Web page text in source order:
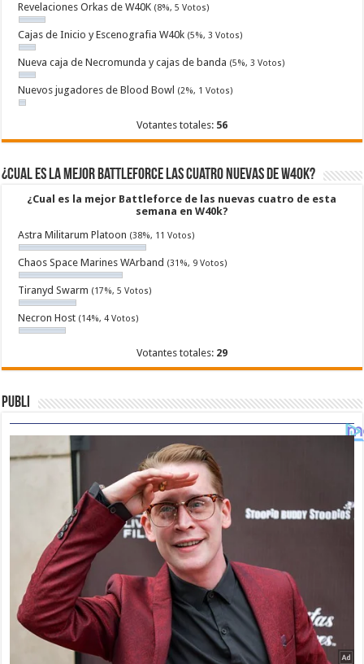
Revelaciones Orkas de W40K (8%, 5 Votos)
Cajas de Inicio y Escenografia W40k (5%, 3 Votos)
Nueva caja de Necromunda y cajas de banda (5%, 3 Votos)
Nuevos jugadores de Blood Bowl (2%, 1 Votos)
Votantes totales: 56
¿Cual es la mejor Battleforce las cuatro nuevas de W40k?
¿Cual es la mejor Battleforce de las nuevas cuatro de esta
semana en W40k?
Astra Militarum Platoon (38%, 11 Votos)
Chaos Space Marines WArband (31%, 9 Votos)
Tiranyd Swarm (17%, 5 Votos)
Necron Host (14%, 4 Votos)
Votantes totales: 29
Publi